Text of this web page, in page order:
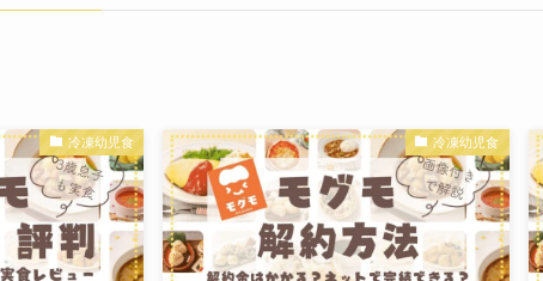
冷凍幼児食 冷凍幼児食